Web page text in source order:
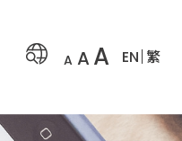
A A A EN 繁